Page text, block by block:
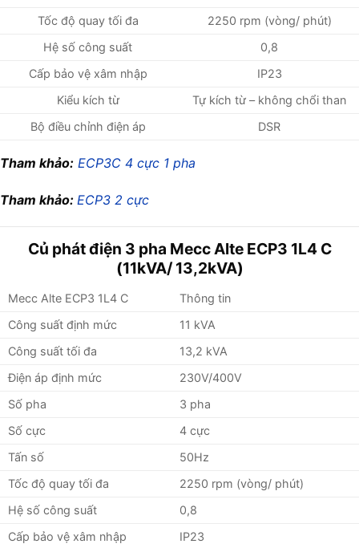
Tốc độ quay tối đa
2250 rpm (vòng/ phút)
Hệ số công suất
0,8
Cấp bảo vệ xâm nhập
IP23
Kiểu kích từ
Tự kích từ – không chổi than
Bộ điều chỉnh điện áp
DSR
Tham khảo: ECP3C 4 cực 1 pha
Tham khảo: ECP3 2 cực
Củ phát điện 3 pha Mecc Alte ECP3 1L4 C
(11kVA/ 13,2kVA)
Mecc Alte ECP3 1L4 C
Thông tin
Công suất định mức
11 kVA
Công suất tối đa
13,2 kVA
Điện áp định mức
230V/400V
Số pha
3 pha
Số cực
4 cực
Tấn số
50Hz
Tốc độ quay tối đa
2250 rpm (vòng/ phút)
Hệ số công suất
0,8
Cấp bảo vệ xâm nhập
IP23